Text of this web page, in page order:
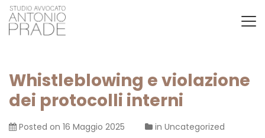
Whistleblowing e violazione
dei protocolli interni
Posted on 16 Maggio 2025 in Uncategorized